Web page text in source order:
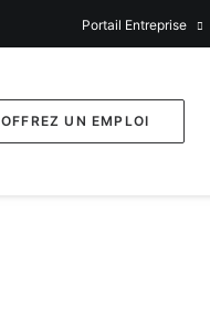
Portail Entreprise
OFFREZ UN EMPLOI